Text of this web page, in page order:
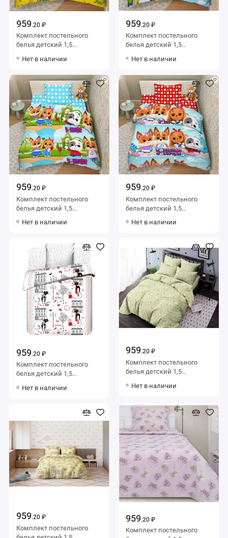
959.20 ₽
Комплект постельного
белья детский 1,5
наволочкой 70х70
Нет в наличии
959.20 ₽
Комплект постельного
белья детский 1,5
наволочкой 70х70
Нет в наличии
959.20 ₽
Комплект постельного
белья детский 1,5
наволочкой 70х70
Нет в наличии
959.20 ₽
Комплект постельного
белья детский 1,5
наволочкой 70х70
Нет в наличии
959.20 ₽
Комплект постельного
белья детский 1,5
наволочкой 70х70
Нет в наличии
959.20 ₽
Комплект постельного
белья детский 1,5
наволочкой 70х70
Нет в наличии
959.20 ₽
Комплект постельного
959.20 ₽
Комплект постельного